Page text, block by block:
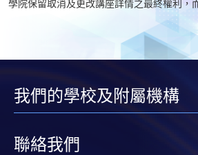
學院保留取消及更改講座詳情之最終權利，
我們的學校及附屬機構
聯絡我們